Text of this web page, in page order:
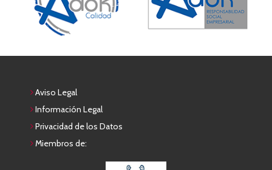
Aviso Legal
Información Legal
Privacidad de los Datos
Miembros de: